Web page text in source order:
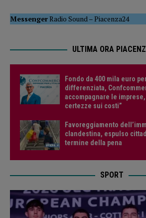
MessengerRadio Sound –Piacenza24
ULTIMA ORA
Fondo da 400 mila euro
differenziata,
accompagnare le
certezze sui costi”
Favoreggiamento
clandestina, espulso
termine della pena
SPORT